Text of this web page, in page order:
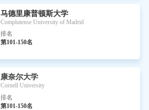
马德里康普顿斯大学
Complutense University of Madrid
排名
第101-150名
康奈尔大学
Cornell University
排名
第101-150名